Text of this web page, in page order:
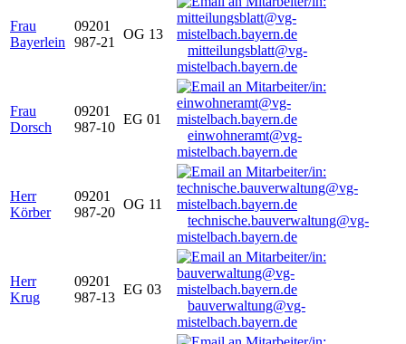
Frau
Bayerlein
09201
987-21
OG 13
mitteilungsblatt@vg-
mistelbach.bayern.de
Frau
Dorsch
09201
987-10
EG 01
einwohneramt@vg-
mistelbach.bayern.de
Herr
Körber
09201
987-20
OG 11
technische.bauverwaltung@vg-
mistelbach.bayern.de
Herr
Krug
09201
987-13
EG 03
bauverwaltung@vg-
mistelbach.bayern.de